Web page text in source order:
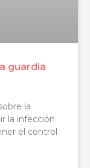
guardia
la
la infección
el control